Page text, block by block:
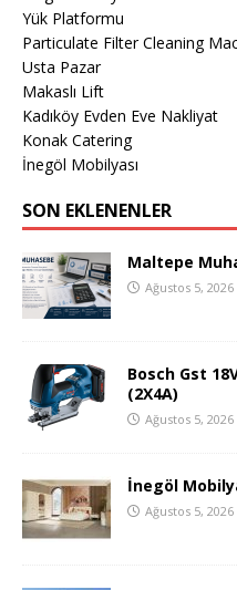
Yük Platformu
Particulate Filter Cleaning
Usta Pazar
Makaslı Lift
Kadıköy Evden Eve Nakliyat
Konak Catering
İnegöl Mobilyası
SON EKLENENLER
Maltepe
Ağustos 5, 2026
Bosch Gst
(2X4A)
Ağustos 5, 2026
İnegöl
Ağustos 5, 2026